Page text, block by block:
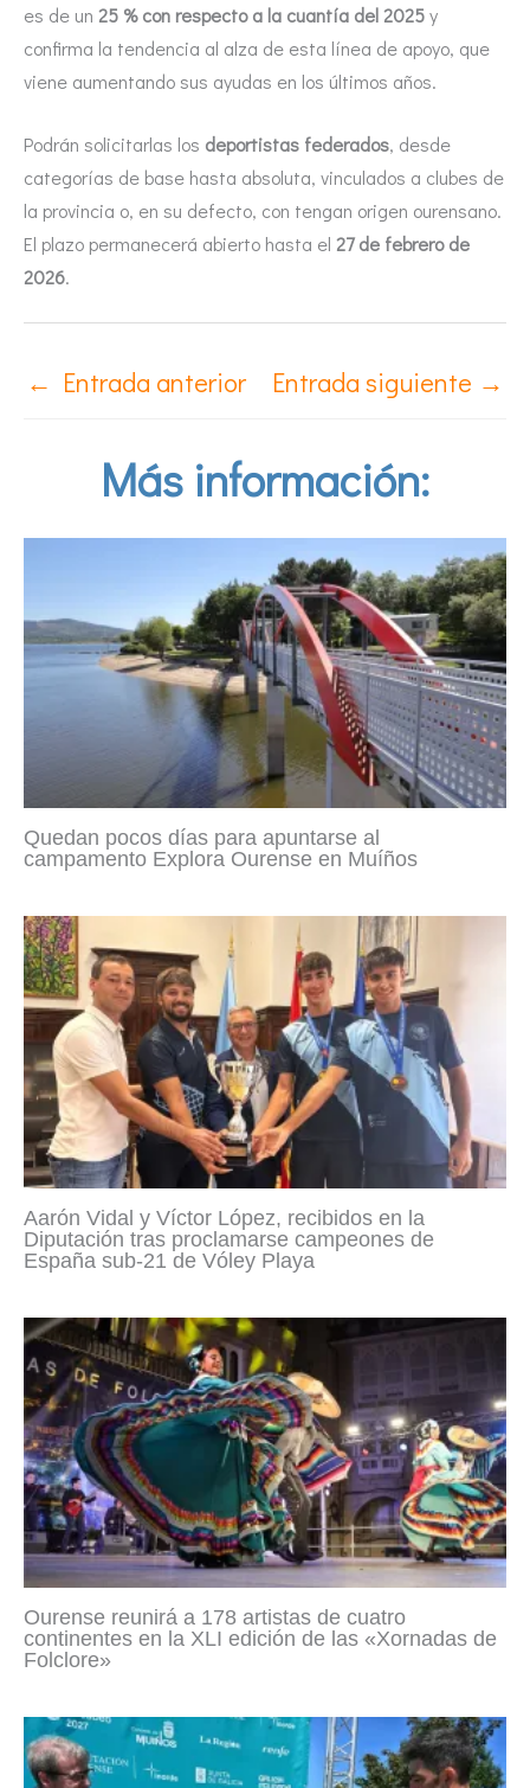
es de un 25 % con respecto a la cuantía del 2025y
confirma la tendencia al alza de esta línea de apoyo, que
viene aumentando sus ayudas en los últimos años.
Podrán solicitarlas los deportistas federados, desde
categorías de base hasta absoluta, vinculados a clubes de
la provincia o, en su defecto, con tengan origen ourensano.
El plazo permanecerá abierto hasta el 27 de febrero de
2026.
← Entrada anterior Entrada siguiente →
Más información:
Quedan pocos días para apuntarse al
campamento Explora Ourense en Muíños
Aarón Vidal y Víctor López, recibidos en la
Diputación tras proclamarse campeones de
España sub-21 de Vóley Playa
Ourense reunirá a 178 artistas de cuatro
continentes en la XLI edición de las «Xornadas de
Folclore»